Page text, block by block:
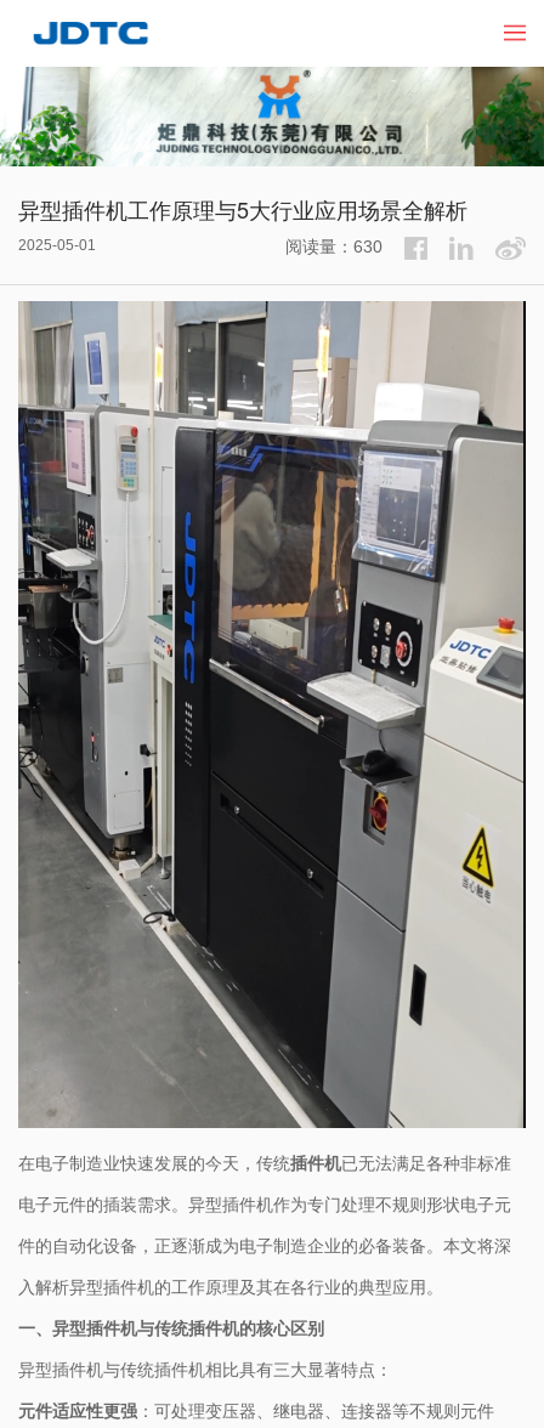
异型插件机工作原理与5大行业应用场景全解析
2025-05-01 阅读量：630
在电子制造业快速发展的今天，传统插件机已无法满足各种非标准
电子元件的插装需求。异型插件机作为专门处理不规则形状电子元
件的自动化设备，正逐渐成为电子制造企业的必备装备。本文将深
入解析异型插件机的工作原理及其在各行业的典型应用。
一、异型插件机与传统插件机的核心区别
异型插件机与传统插件机相比具有三大显著特点：
元件适应性更强 ：可处理变压器、继电器、连接器等不规则元件